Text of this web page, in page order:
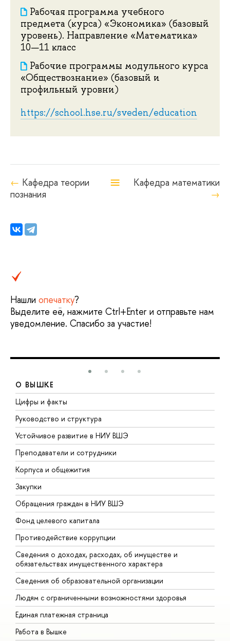
Рабочая программа учебного
предмета (курса) «Экономика» (базовый
уровень). Направление «Математика»
10—11 класс
Рабочие программы модульного курса
«Обществознание» (базовый и
профильный уровни)
https://school.hse.ru/sveden/education
Кафедра теории
познания
≡ Кафедра математики
Нашли опечатку?
Выделите её, нажмите Ctrl+Enter и отправьте нам
уведомление. Спасибо за участие!
О ВЫШКЕ
Цифры и факты
Руководство и структура
Устойчивое развитие в НИУ ВШЭ
Преподаватели и сотрудники
Корпуса и общежития
Закупки
Обращения граждан в НИУ ВШЭ
Фонд целевого капитала
Противодействие коррупции
Сведения о доходах, расходах, об имуществе и
обязательствах имущественного характера
Сведения об образовательной организации
Людям с ограниченными возможностями здоровья
Единая платежная страница
Работа в Вышке